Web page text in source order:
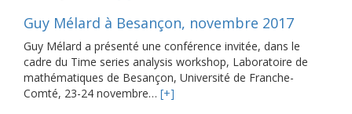
Guy Mélard à Besançon, novembre 2017
Guy Mélard a présenté une conférence invitée, dans le
cadre du Time series analysis workshop, Laboratoire de
mathématiques de Besançon, Université de Franche-
Comté, 23-24 novembre… [+]